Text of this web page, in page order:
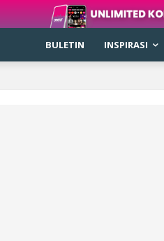
BULETIN INSPIRASI